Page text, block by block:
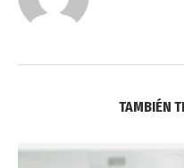
TAMBIÉN